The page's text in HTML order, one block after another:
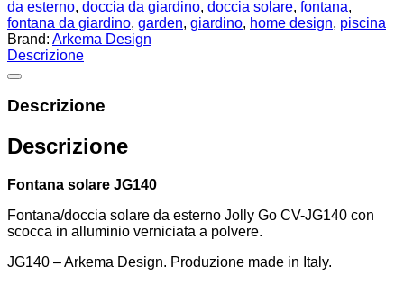
da esterno, doccia da giardino, doccia solare, fontana,
fontana da giardino, garden, giardino, home design, piscina
Brand: Arkema Design
Descrizione
Descrizione
Descrizione
Fontana solare JG140
Fontana/doccia solare da esterno Jolly Go CV-JG140 con
scocca in alluminio verniciata a polvere.
JG140 – Arkema Design. Produzione made in Italy.